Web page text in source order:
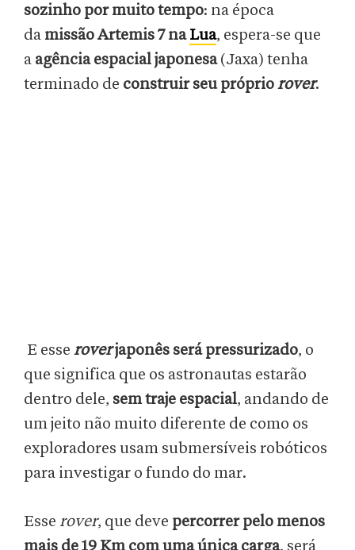
sozinho por muito tempo: na época
da missão Artemis 7 naLua, espera-se que
a agência espacial japonesa(Jaxa) tenha
terminado de construir seu própriorover.
E esse roverjaponês será pressurizado, o
que significa que os astronautas estarão
dentro dele, sem traje espacial, andando de
um jeito não muito diferente de como os
exploradores usam submersíveis robóticos
para investigar o fundo do mar.
Esse rover, que deve percorrer pelo menos
mais de 19 Km com uma única carga, será